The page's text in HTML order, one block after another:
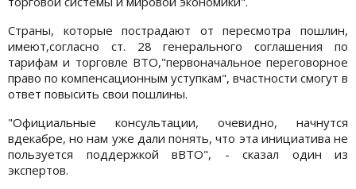
Страны, которые пострадают от пересмотра пошлин,
имеют,согласно ст. 28 генерального соглашения по
тарифам и торговле ВТО,"первоначальное переговорное
право по компенсационным уступкам", вчастности смогут в
ответ повысить свои пошлины.
"Официальные консультации, очевидно, начнутся
вдекабре, но нам уже дали понять, что эта инициатива не
пользуется поддержкой вВТО", - сказал один из
экспертов.